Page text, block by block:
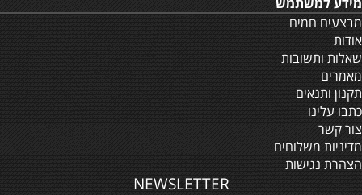
מבצעים חמים
אודות
שאלות ותשובות
מאמרים
תקנון ותנאים
כתבו עלינו
צור קשר
מדיניות משלוחים
הצהרת נגישות
NEWSLETTER